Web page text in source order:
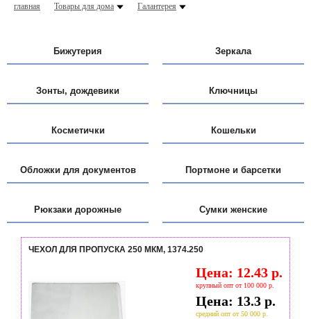
главная Товары для дома Галантерея
Бижутерия Зеркала
Зонты, дождевики Ключницы
Косметички Кошельки
Обложки для документов Портмоне и барсетки
Рюкзаки дорожные Сумки женские
ЧЕХОЛ ДЛЯ ПРОПУСКА 250 МКМ, 1374.250
Цена: 12.43 р.
крупный опт от 100 000 р.
Цена: 13.3 р.
средний опт от 50 000 р.